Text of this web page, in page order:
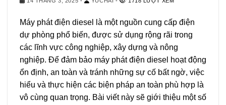
Máy phát điện diesel là một nguồn cung cấp điện
dự phòng phổ biến, được sử dụng rộng rãi trong
các lĩnh vực công nghiệp, xây dựng và nông
nghiệp. Để đảm bảo máy phát điện diesel hoạt động
ổn định, an toàn và tránh những sự cố bất ngờ, việc
hiểu và thực hiện các biện pháp an toàn phù hợp là
vô cùng quan trọng. Bài viết này sẽ giới thiệu một số